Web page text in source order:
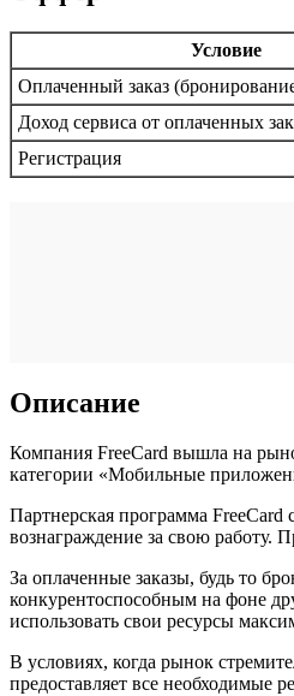
Условие
Оплаченный заказ
Доход сервиса от оплаченных
Регистрация
Описание
Компания FreeCard вышла на
категории «Мобильные
Партнерская программа
вознаграждение за свою работу.
За оплаченные заказы, будь то
конкурентоспособным на фоне
использовать свои ресурсы
В условиях, когда рынок
предоставляет все необходимые